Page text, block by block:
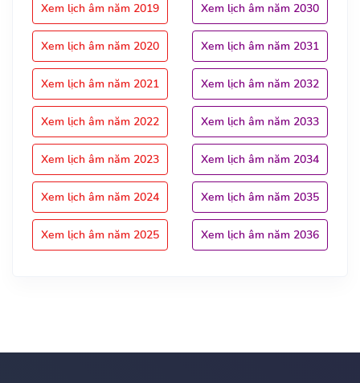
Xem lịch âm năm 2019
Xem lịch âm năm 2020
Xem lịch âm năm 2021
Xem lịch âm năm 2022
Xem lịch âm năm 2023
Xem lịch âm năm 2024
Xem lịch âm năm 2025
Xem lịch âm năm 2030
Xem lịch âm năm 2031
Xem lịch âm năm 2032
Xem lịch âm năm 2033
Xem lịch âm năm 2034
Xem lịch âm năm 2035
Xem lịch âm năm 2036